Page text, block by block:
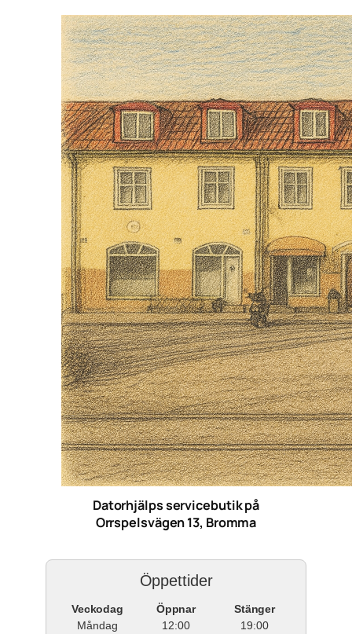
Datorhjälps servicebutik på
Orrspelsvägen 13, Bromma
Öppettider
Veckodag Öppnar
Stänger
Måndag
12:00
19:00